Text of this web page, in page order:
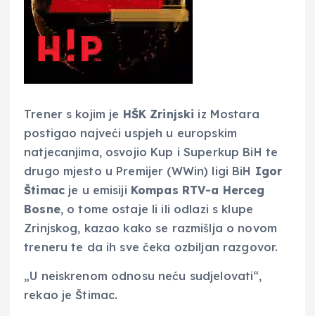
Trener s kojim je HŠK Zrinjski iz Mostara
postigao najveći uspjeh u europskim
natjecanjima, osvojio Kup i Superkup BiH te
drugo mjesto u Premijer (WWin) ligi BiH Igor
Štimac je u emisiji Kompas RTV-a Herceg
Bosne, o tome ostaje li ili odlazi s klupe
Zrinjskog, kazao kako se razmišlja o novom
treneru te da ih sve čeka ozbiljan razgovor.
„U neiskrenom odnosu neću sudjelovati“,
rekao je Štimac.